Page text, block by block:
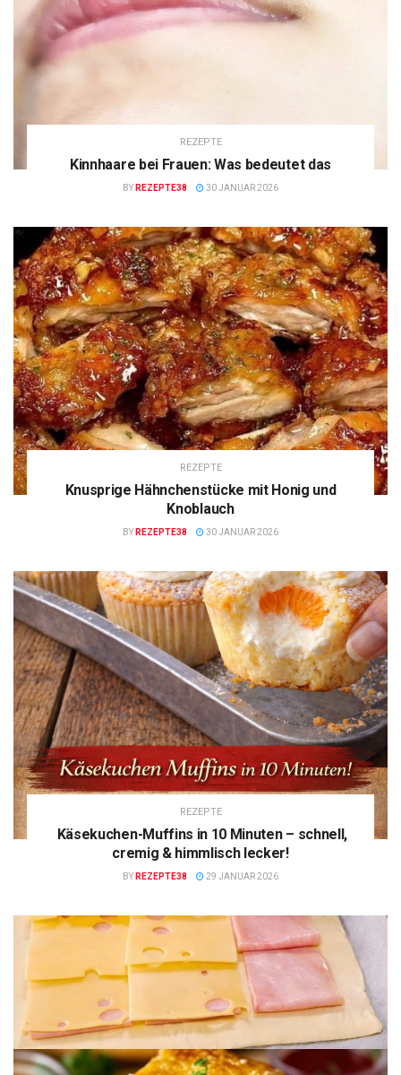
REZEPTE
Kinnhaare bei Frauen: Was bedeutet das
BY REZEPTE38 30 JANUAR 2026
REZEPTE
Knusprige Hähnchenstücke mit Honig und
Knoblauch
BY REZEPTE38 30 JANUAR 2026
REZEPTE
Käsekuchen-Muffins in 10 Minuten – schnell,
cremig & himmlisch lecker!
BY REZEPTE38 29 JANUAR 2026